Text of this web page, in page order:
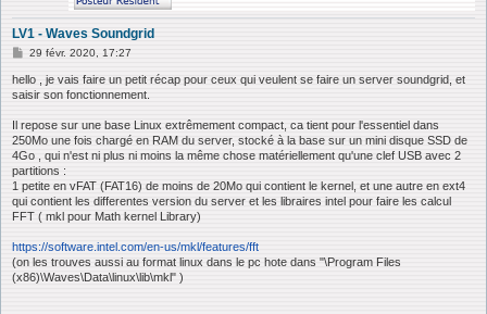
LV1 - Waves Soundgrid
M
s
s
e
29 févr. 2020, 17:27
hello , je vais faire un petit récap pour ceux qui veulent se faire un server soundgrid, et
saisir son fonctionnement.
Il repose sur une base Linux extrêmement compact, ca tient pour l'essentiel dans
250Mo une fois chargé en RAM du server, stocké à la base sur un mini disque SSD de
4Go , qui n'est ni plus ni moins la même chose matériellement qu'une clef USB avec 2
partitions :
1 petite en vFAT (FAT16) de moins de 20Mo qui contient le kernel, et une autre en ext4
qui contient les differentes version du server et les libraires intel pour faire les calcul
FFT ( mkl pour Math kernel Library)
https://software.intel.com/en-us/mkl/features/fft
(on les trouves aussi au format linux dans le pc hote dans "\Program Files
(x86)\Waves\Data\linux\lib\mkl" )